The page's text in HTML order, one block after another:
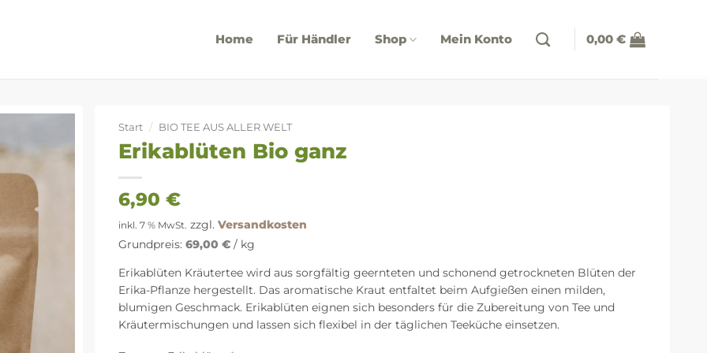
Home Für Händler Shop Mein Konto 0,00 €
Start / BIO TEE AUS ALLER WELT
Erikablüten Bio ganz
6,90 €
inkl. 7 % MwSt. zzgl. Versandkosten
Grundpreis: 69,00 €/ kg
Erikablüten Kräutertee wird aus sorgfältig geernteten und schonend getrockneten Blüten der
Erika-Pflanze hergestellt. Das aromatische Kraut entfaltet beim Aufgießen einen milden,
blumigen Geschmack. Erikablüten eignen sich besonders für die Zubereitung von Tee und
Kräutermischungen und lassen sich flexibel in der täglichen Teeküche einsetzen.